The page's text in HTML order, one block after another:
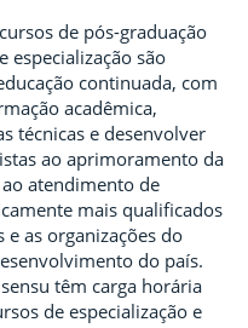
de pós-graduação
especialização são
continuada, com
acadêmica,
técnicas e desenvolver
ao aprimoramento da
atendimento de
mais qualificados
as organizações do
do país.
têm carga horária
de especialização e